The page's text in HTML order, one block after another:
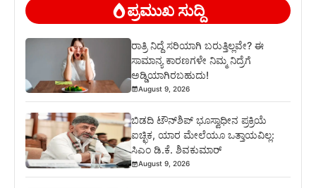
ಪ್ರಮುಖ ಸುದ್ದಿ
ರಾತ್ರಿ ನಿದ್ದೆ ಸರಿಯಾಗಿ ಬರುತ್ತಿಲ್ಲವೇ? ಈ
ಸಾಮಾನ್ಯ ಕಾರಣಗಳೇ ನಿಮ್ಮ ನಿದ್ರೆಗೆ
ಅಡ್ಡಿಯಾಗಿರಬಹುದು!
August 9, 2026
ಬಿಡದಿ ಟೌನ್‌ಶಿಪ್‌ ಭೂಸ್ವಾಧೀನ ಪ್ರಕ್ರಿಯೆ
ಐಚ್ಛಿಕ, ಯಾರ ಮೇಲೆಯೂ ಒತ್ತಾಯವಿಲ್ಲ:
ಸಿಎಂ ಡಿ.ಕೆ. ಶಿವಕುಮಾರ್
August 9, 2026